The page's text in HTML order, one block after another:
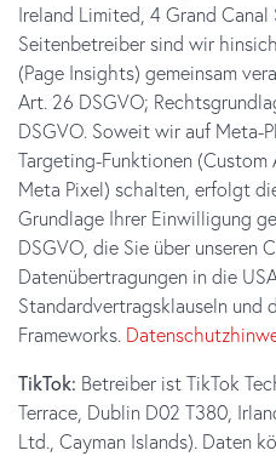
Ireland Limited, 4 Grand
Seitenbetreiber sind wir
(Page Insights) gemeinsam
Art. 26 DSGVO;
DSGVO. Soweit wir auf Meta-
Targeting-Funktionen (Custom
Meta Pixel) schalten, erfolgt
Grundlage Ihrer Einwilligung
DSGVO, die Sie über unseren
Datenübertragungen in die
Standardvertragsklauseln und
Frameworks.
TikTok: Betreiber ist TikTok
Terrace, Dublin D02 T380,
Ltd., Cayman Islands). Daten